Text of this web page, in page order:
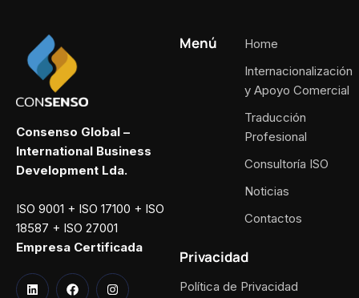
Consenso Global –
International Business
Development Lda.
ISO 9001 + ISO 17100 + ISO
18587 + ISO 27001
Empresa Certificada
Menú
Home
Internacionalización
y Apoyo Comercial
Traducción
Profesional
Consultoría ISO
Noticias
Contactos
Privacidad
Política de Privacidad